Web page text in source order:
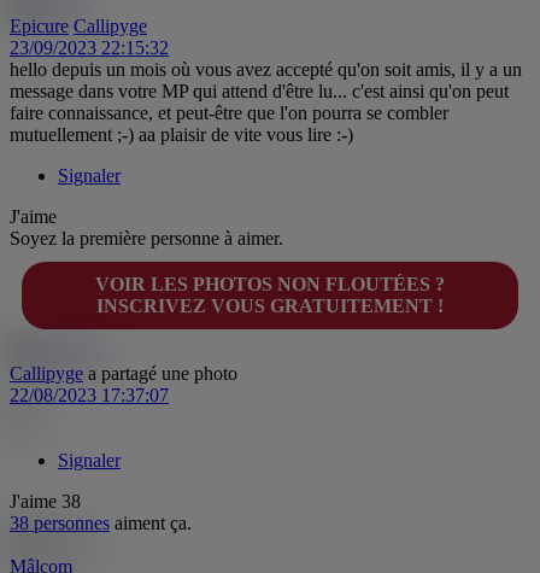
Epicure Callipyge
23/09/2023 22:15:32
hello depuis un mois où vous avez accepté qu'on soit amis, il y a un
message dans votre MP qui attend d'être lu... c'est ainsi qu'on peut
faire connaissance, et peut-être que l'on pourra se combler
mutuellement ;-) aa plaisir de vite vous lire :-)
Signaler
J'aime
Soyez la première personne à aimer.
VOIR LES PHOTOS NON FLOUTÉES ?
INSCRIVEZ VOUS GRATUITEMENT !
Callipyge a partagé une photo
22/08/2023 17:37:07
Signaler
J'aime 38
38 personnes aiment ça.
Mâlcom